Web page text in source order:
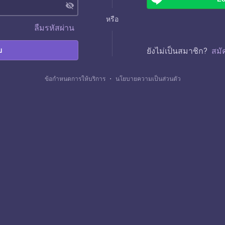
visibility_off
ลืมรหัสผ่าน
หรือ
ยังไม่เป็นสมาชิก? สมั
ข้อกำหนดการให้บริการ ・ นโยบายความเป็นส่วนตัว